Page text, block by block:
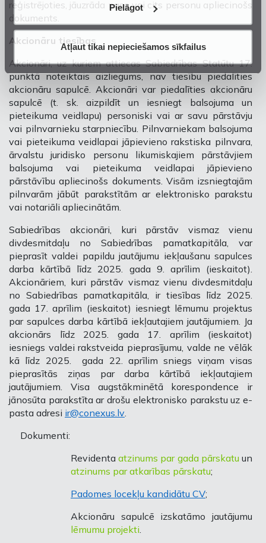
Pielāgot
Atļaut tikai nepieciešamos sīkfailus
reģistrējoties, jāuzrāda pase vai cits personu apliecinošs
dokuments.
Akcionāru tiesības
Akcionāri, uz kuriem attiecas Sabiedrības Statūtu 17.
punktā noteiktais aizliegums, nav tiesību piedalīties
akcionāru sapulcē. Akcionāri var piedalīties akcionāru
sapulcē (t. sk. aizpildīt un iesniegt balsojuma un
pieteikuma veidlapu) personiski vai ar savu pārstāvju
vai pilnvarnieku starpniecību. Pilnvarniekam balsojuma
vai pieteikuma veidlapai jāpievieno rakstiska pilnvara,
ārvalstu juridisko personu likumiskajiem pārstāvjiem
balsojuma vai pieteikuma veidlapai jāpievieno
pārstāvību apliecinošs dokuments. Visām izsniegtajām
pilnvarām jābūt parakstītām ar elektronisko parakstu
vai notariāli apliecinātām.
Sabiedrības akcionāri, kuri pārstāv vismaz vienu
divdesmitdaļu no Sabiedrības pamatkapitāla, var
pieprasīt valdei papildu jautājumu iekļaušanu sapulces
darba kārtībā līdz 2025. gada 9. aprīlim (ieskaitot).
Akcionāriem, kuri pārstāv vismaz vienu divdesmitdaļu
no Sabiedrības pamatkapitāla, ir tiesības līdz 2025.
gada 17. aprīlim (ieskaitot) iesniegt lēmumu projektus
par sapulces darba kārtībā iekļautajiem jautājumiem. Ja
akcionārs līdz 2025. gada 17. aprīlim (ieskaitot)
iesniegs valdei rakstveida pieprasījumu, valde ne vēlāk
kā līdz 2025. gada 22. aprīlim sniegs viņam visas
pieprasītās ziņas par darba kārtībā iekļautajiem
jautājumiem. Visa augstākminētā korespondence ir
jānosūta parakstīta ar drošu elektronisko parakstu uz e-
pasta adresi ir@conexus.lv.
Dokumenti:
Revidentaatzinums par gada pārskatu un
atzinums par atkarības pārskatu;
Padomes locekļu kandidātu CV;
Akcionāru sapulcē izskatāmo jautājumu
lēmumu projekti.